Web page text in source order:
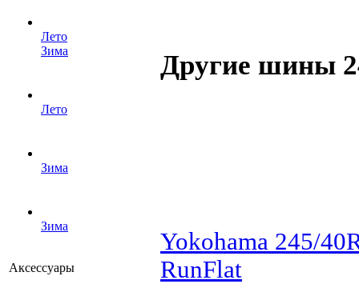
Лето
Зима
Лето
Зима
Зима
Аксессуары
Другие шины
Yokohama 245/
RunFlat